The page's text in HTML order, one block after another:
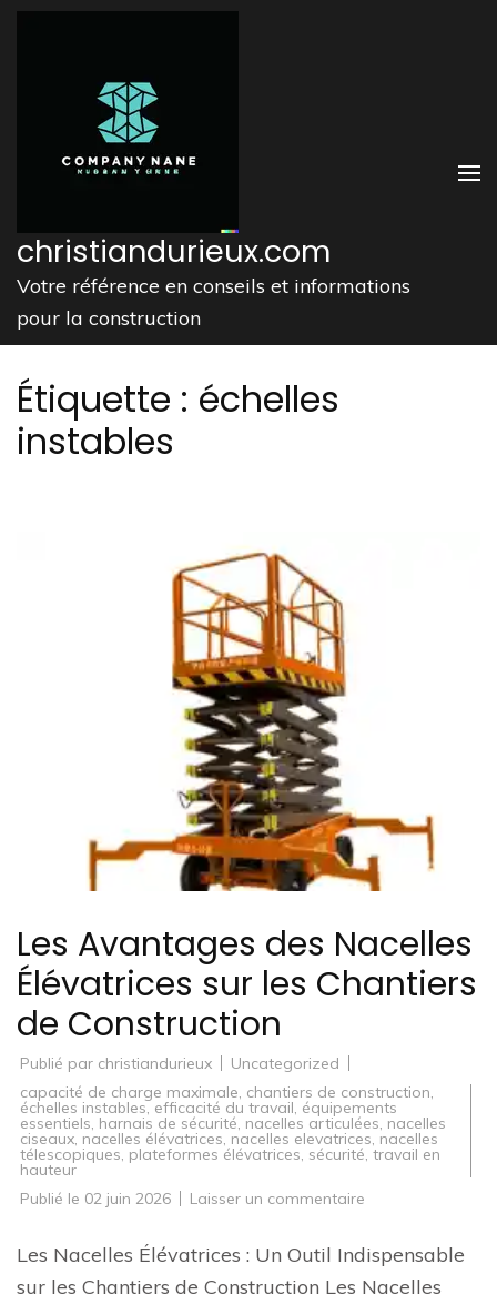
Aller
christiandurieux.com
Votre référence en conseils et informations
pour la construction
Étiquette : échelles
instables
Les Avantages des Nacelles
Élévatrices sur les Chantiers
de Construction
Publié par christiandurieux
Uncategorized
capacité de charge maximale, chantiers de construction,
échelles instables, efficacité du travail, équipements
essentiels, harnais de sécurité, nacelles articulées, nacelles
ciseaux, nacelles élévatrices, nacelles elevatrices, nacelles
télescopiques, plateformes élévatrices, sécurité, travail en
hauteur
Publié le 02 juin 2026 Laisser un commentaire
des
Nacelles
Élévatrices
sur
Les Nacelles Élévatrices : Un Outil Indispensable
sur les Chantiers de Construction Les Nacelles